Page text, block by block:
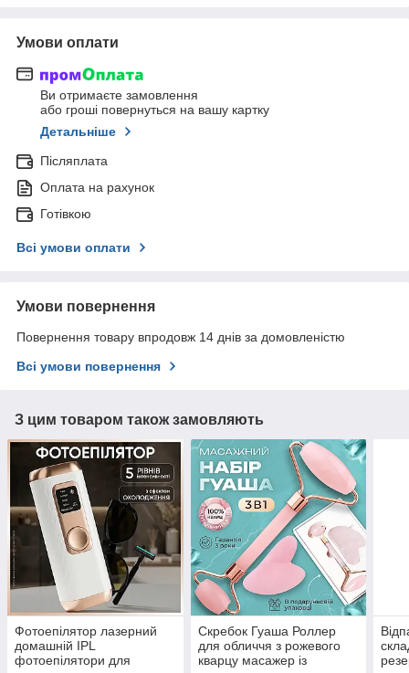
Умови оплати
Ви отримаєте замовлення
або гроші повернуться на вашу картку
Детальніше
Післяплата
Оплата на рахунок
Готівкою
Всі умови оплати
Умови повернення
Повернення товару впродовж 14 днів за домовленістю
Всі умови повернення
З цим товаром також замовляють
Фотоепілятор лазерний
домашній IPL
фотоепілятори для
Скребок Гуаша Роллер
для обличчя з рожевого
кварцу масажер із